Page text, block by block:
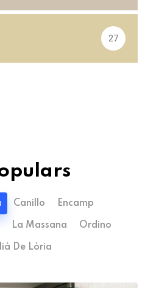
27
Canillo Encamp
La Massana Ordino
De Lòria